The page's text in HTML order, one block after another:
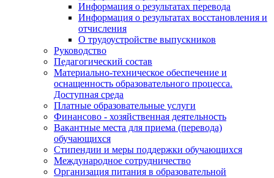
Информация о результатах перевода
Информация о результатах восстановления и
отчисления
О трудоустройстве выпускников
Руководство
Педагогический состав
Материально-техническое обеспечение и
оснащенность образовательного процесса.
Доступная среда
Платные образовательные услуги
Финансово - хозяйственная деятельность
Вакантные места для приема (перевода)
обучающихся
Стипендии и меры поддержки обучающихся
Международное сотрудничество
Организация питания в образовательной